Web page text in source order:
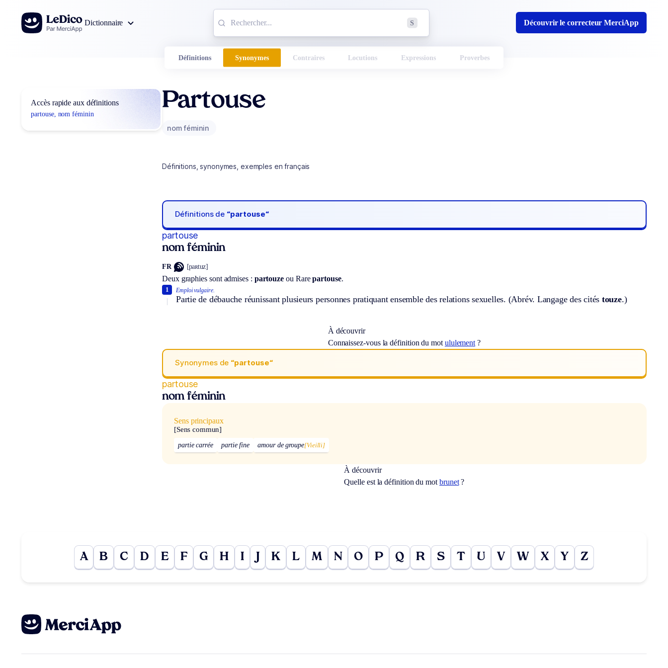
Aller au contenu
Dictionnaire
S Découvrir le correcteur MerciApp
Définitions Synonymes Contraires Locutions Expressions Proverbes
Accès rapide aux définitions
partouse, nom féminin
Partouse
nom féminin
Définitions, synonymes, exemples en français
Définitions de “partouse“
partouse
nom féminin
FR [paʀtuz]
Deux graphies sont admises : partouze ou Rare partouse.
Emploi vulgaire.
Partie de débauche réunissant plusieurs personnes pratiquant ensemble des relations sexuelles. (Abrév. Langage des cités touze.)
1
À découvrir
Connaissez-vous la définition du mot ululement ?
Synonymes de “partouse“
partouse
nom féminin
Sens principaux
[Sens commun]
partie carrée partie fine amour de groupe[Vieilli]
À découvrir
Quelle est la définition du mot brunet?
A B C D E F G H I J K L M N O P Q R S T U V W X Y Z